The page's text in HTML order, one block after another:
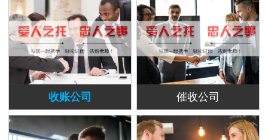
收账公司 催收公司